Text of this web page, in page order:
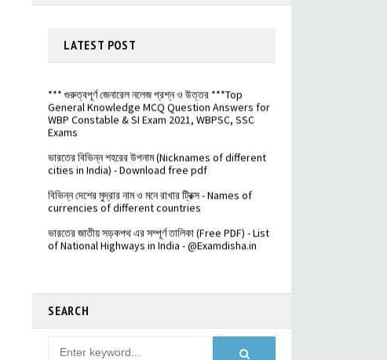
LATEST POST
পশ্চিমবঙ্গের ভূগোল থেকে গুরুত্বপূর্ণ প্রশ্ন ও উত্তর Download
free pdf
General Knowledge MCQ Question Answers for
WBP Constable & SI Exam 2021, WBPSC, SSC
Exams
ভারতের বিভিন্ন শহরের উপনাম (Nicknames of different
cities in India) - Download free pdf
বিভিন্ন দেশের মুদ্রার নাম ও মনে রাখার ট্রিক্স - Names of
currencies of different countries
️ভারতের জাতীয় সড়কপথ এর সম্পূর্ণ তালিকা (Free PDF) - List
of National Highways in India - @Examdisha.in
SEARCH